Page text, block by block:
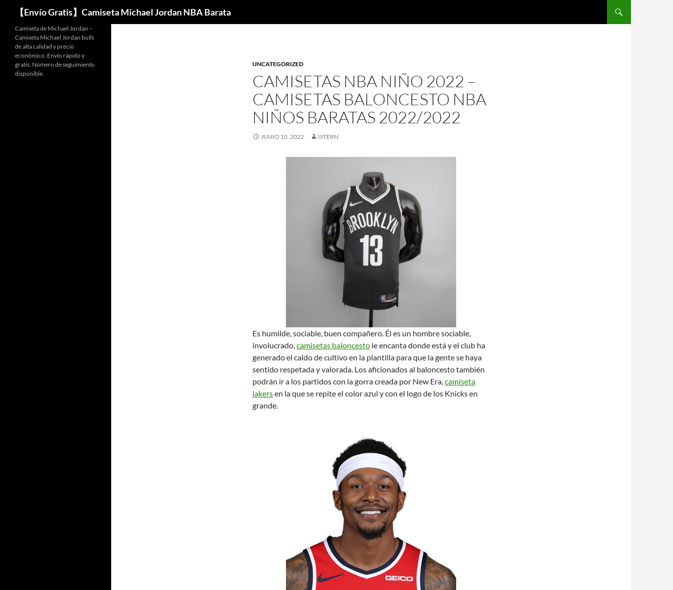
【Envío Gratis】Camiseta Michael Jordan NBA Barata
Buscar
UNCATEGORIZED
CAMISETAS NBA NIÑO 2022 –
CAMISETAS BALONCESTO NBA
NIÑOS BARATAS 2022/2022
JUNIO 10, 2022 ISTERN
Es humilde, sociable, buen compañero. Él es un hombre sociable,
involucrado,camisetas baloncesto le encanta donde está y el club ha
generado el caldo de cultivo en la plantilla para que la gente se haya
sentido respetada y valorada. Los aficionados al baloncesto también
podrán ir a los partidos con la gorra creada por New Era,camiseta
lakersen la que se repite el color azul y con el logo de los Knicks en
grande.
Camiseta de Michael Jordan –
Camiseta Michael Jordan bulls
de alta calidad y precio
económico. Envío rápido y
gratis. Número de seguimiento
disponible.